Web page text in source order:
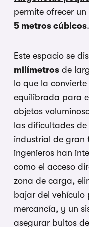
permite ofrecer
5 metros cúbicos.
Este espacio se
milímetros de
lo que la
equilibrada para
objetos
las dificultades
industrial de gran
ingenieros han
como el acceso
zona de carga,
bajar del vehículo
mercancía, y un
asegurar bultos